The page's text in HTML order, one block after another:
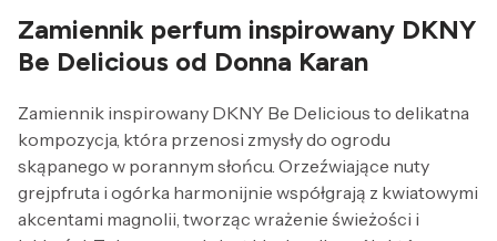
Zamiennik perfum inspirowany DKNY
Be Delicious od Donna Karan
Zamiennik inspirowany DKNY Be Delicious to delikatna
kompozycja, która przenosi zmysły do ogrodu
skąpanego w porannym słońcu. Orzeźwiające nuty
grejpfruta i ogórka harmonijnie współgrają z kwiatowymi
akcentami magnolii, tworząc wrażenie świeżości i